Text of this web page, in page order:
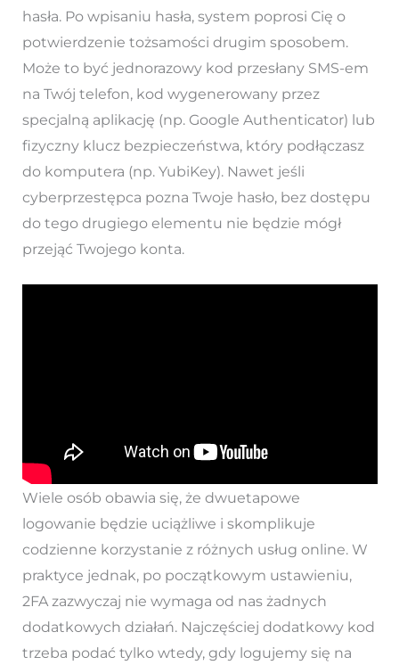
hasła. Po wpisaniu hasła, system poprosi Cię o
potwierdzenie tożsamości drugim sposobem.
Może to być jednorazowy kod przesłany SMS-em
na Twój telefon, kod wygenerowany przez
specjalną aplikację (np. Google Authenticator) lub
fizyczny klucz bezpieczeństwa, który podłączasz
do komputera (np. YubiKey). Nawet jeśli
cyberprzestępca pozna Twoje hasło, bez dostępu
do tego drugiego elementu nie będzie mógł
przejąć Twojego konta.
Wiele osób obawia się, że dwuetapowe
logowanie będzie uciążliwe i skomplikuje
codzienne korzystanie z różnych usług online. W
praktyce jednak, po początkowym ustawieniu,
2FA zazwyczaj nie wymaga od nas żadnych
dodatkowych działań. Najczęściej dodatkowy kod
trzeba podać tylko wtedy, gdy logujemy się na